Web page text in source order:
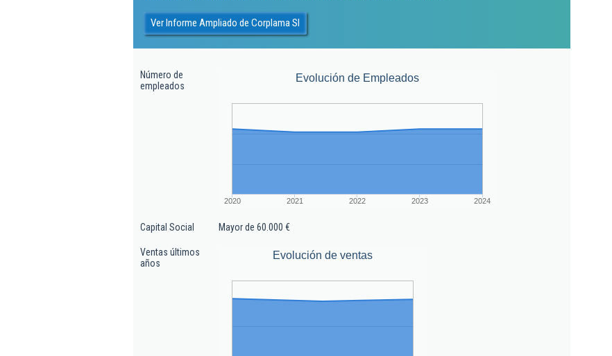
Ver Informe Ampliado de Corplama Sl
Número de
empleados
Evolución de Empleados
2020 2021 2022 2023 2024
Capital Social Mayor de 60.000 €
Ventas últimos
años
Evolución de ventas